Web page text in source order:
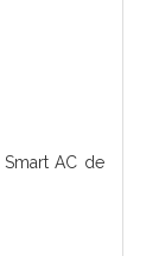
AC de